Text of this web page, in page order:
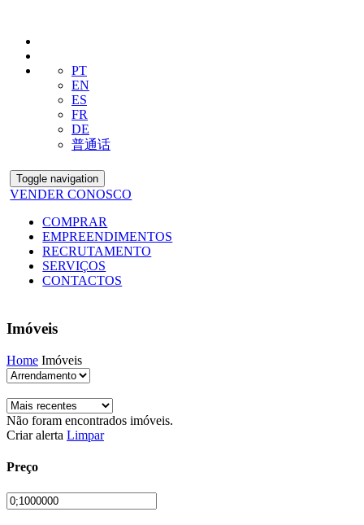
PT
EN
ES
FR
DE
普通话
Toggle navigation
VENDER CONOSCO
COMPRAR
EMPREENDIMENTOS
RECRUTAMENTO
SERVIÇOS
CONTACTOS
Imóveis
Home Imóveis
Não foram encontrados imóveis.
Criar alerta Limpar
Preço